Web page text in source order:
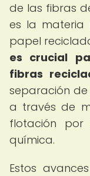
de las fibras
es la materia
papel
es crucial
fibras
separación
a través de
flotación por
química.
Estos